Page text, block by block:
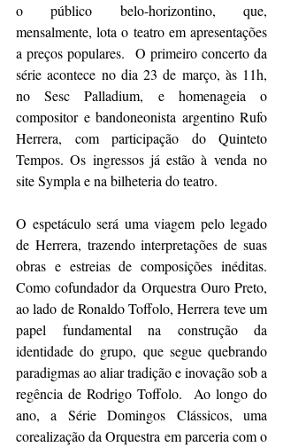
o público belo-horizontino, que,
mensalmente, lota o teatro em apresentações
a preços populares.
O primeiro concerto da
série acontece no dia 23 de março, às 11h,
no Sesc Palladium, e homenageia o
compositor e bandoneonista argentino Rufo
Herrera, com participação do Quinteto
Tempos. Os ingressos já estão à venda no
site Sympla e na bilheteria do teatro.
O espetáculo será uma viagem pelo legado
de Herrera, trazendo interpretações de suas
obras e estreias de composições inéditas.
Como cofundador da Orquestra Ouro Preto,
ao lado de Ronaldo Toffolo, Herrera teve um
papel fundamental na construção da
identidade do grupo, que segue quebrando
paradigmas ao aliar tradição e inovação sob a
regência de Rodrigo Toffolo.
Ao longo do
ano, a Série Domingos Clássicos, uma
corealização da Orquestra em parceria com o